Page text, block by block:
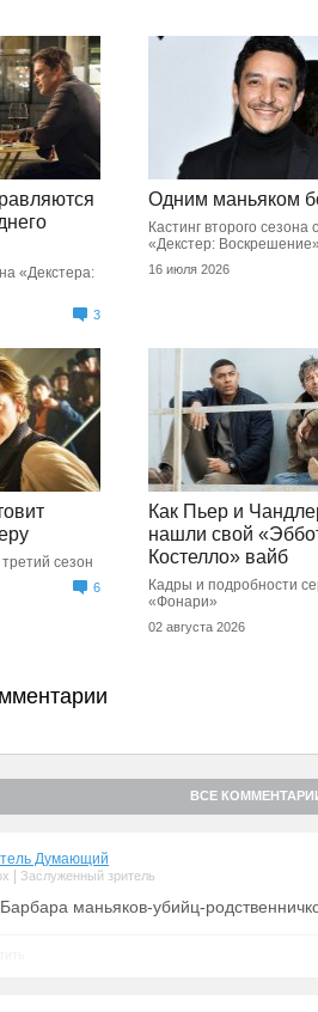
«Декстера:
3
Одним маньяком
Кастинг второго сезона
«Декстер: Воскрешение»
16 июля 2026
сезон
6
Как Пьер и
нашли свой
Костелло» вайб
Кадры и подробности
«Фонари»
02 августа 2026
ВСЕ
Думающий
Заслуженный зритель
маньяков-убийц-